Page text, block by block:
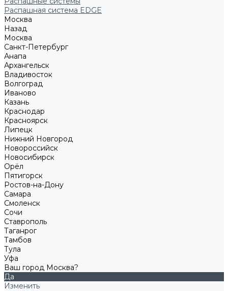
Распашная система EDGE
Москва
Назад
Москва
Санкт-Петербург
Анапа
Архангельск
Владивосток
Волгоград
Иваново
Казань
Краснодар
Красноярск
Липецк
Нижний Новгород
Новороссийск
Новосибирск
Орёл
Пятигорск
Ростов-на-Дону
Самара
Смоленск
Сочи
Ставрополь
Таганрог
Тамбов
Тула
Уфа
Ваш город Москва?
Да
Изменить